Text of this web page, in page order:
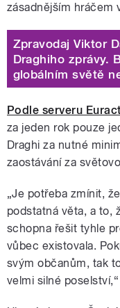
zásadnějším hráčem
Zpravodaj Viktor
Draghiho zprávy.
globálním světě
Podle serveru
za jeden rok pouze
Draghi za nutné
zaostávání za
„Je potřeba zmínit,
podstatná věta, a to,
schopna řešit tyhle
vůbec existovala.
svým občanům, tak
velmi silné